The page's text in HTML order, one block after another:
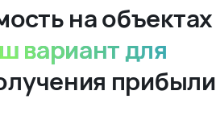
на объектах
вариант для
прибыли